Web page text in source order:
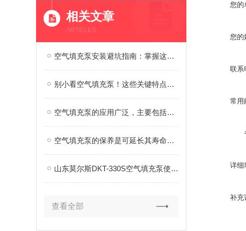
相关文章
ARTICLES
空气填充泵安装避坑指南：掌握这些步骤，效率直接翻倍
别小看空气填充泵！这些关键特点，藏着设备脱颖而出的秘诀
空气填充泵的应用广泛，主要包括以下几个方面
空气填充泵的保养是可延长其寿命的关键
山东莫尔斯DKT-330S空气填充泵使用注意事项
查看全部
您的
您的
联系
常用
详细
补充